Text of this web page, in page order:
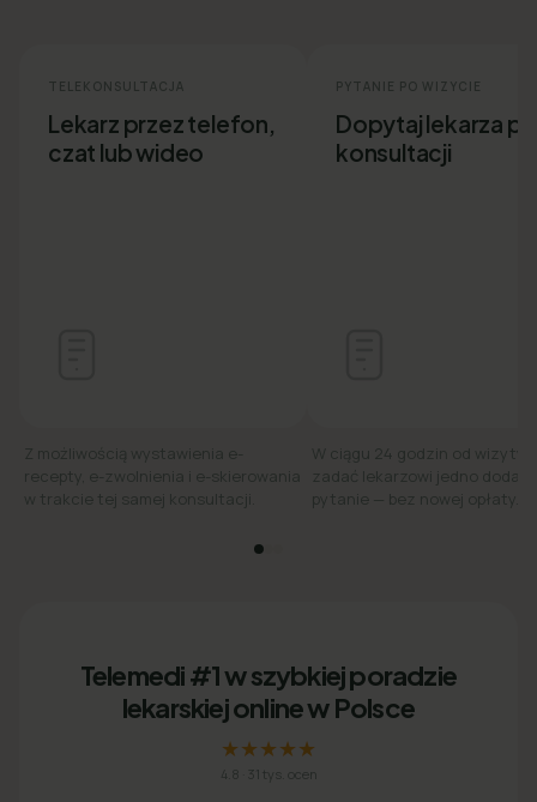
TELEKONSULTACJA
Lekarz przez telefon,
czat lub wideo
Z możliwością wystawienia e-
recepty, e-zwolnienia i e-skierowania
w trakcie tej samej konsultacji.
PYTANIE PO WIZYCIE
Dopytaj lekarza po
konsultacji
W ciągu 24 godzin od wizyty
zadać lekarzowi jedno
pytanie — bez nowej opłaty.
Telemedi #1 w szybkiej poradzie
lekarskiej online w Polsce
★★★★★
4.8 31 tys. ocen